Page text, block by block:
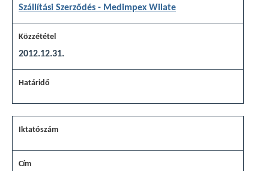
Szállítási Szerződés - Medimpex Wilate
2012.12.31.